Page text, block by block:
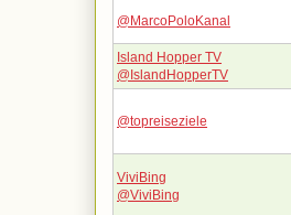
@MarcoPoloKanal
Island Hopper TV
@IslandHopperTV
@topreiseziele
ViviBing
@ViviBing